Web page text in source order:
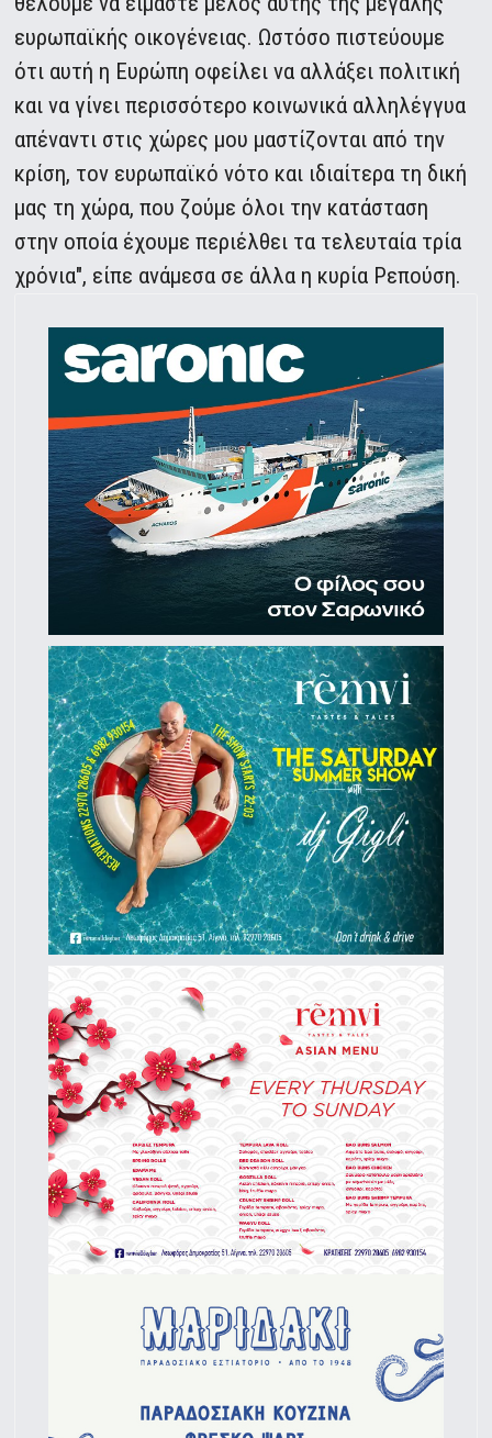
ευρωπαϊκής οικογένειας. Ωστόσο πιστεύουμε
ότι αυτή η Ευρώπη οφείλει να αλλάξει πολιτική
και να γίνει περισσότερο κοινωνικά αλληλέγγυα
απέναντι στις χώρες μου μαστίζονται από την
κρίση, τον ευρωπαϊκό νότο και ιδιαίτερα τη δική
μας τη χώρα, που ζούμε όλοι την κατάσταση
στην οποία έχουμε περιέλθει τα τελευταία τρία
χρόνια", είπε ανάμεσα σε άλλα η κυρία Ρεπούση.